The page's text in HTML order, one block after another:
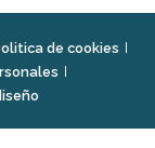
de cookies